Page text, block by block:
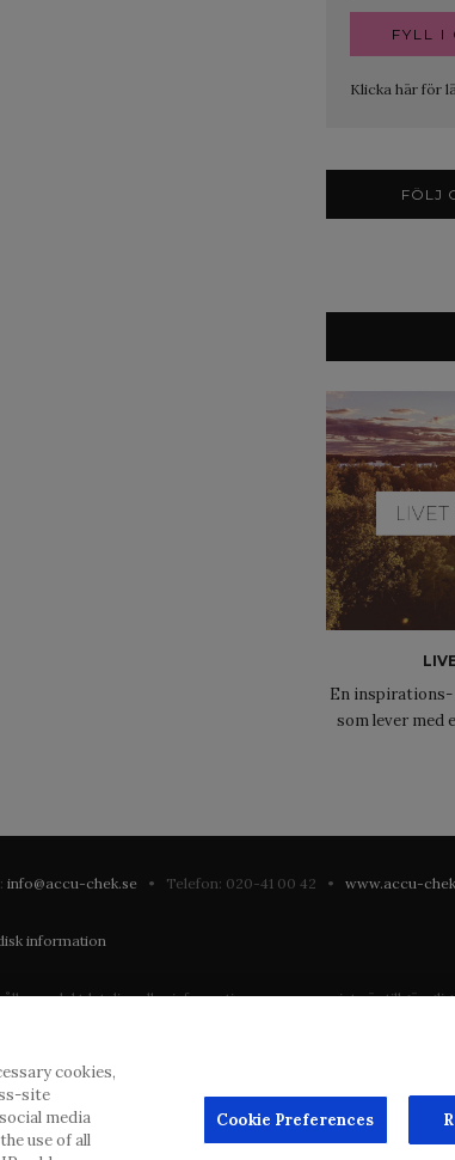
Klicka här för
FÖLJ
En
som lever med
info@accu-chek.se • Telefon: 020-41 00 42 • www.accu-
information
produktdetaljer eller information som annars inte är
gällande rättslig process, förordning, registrering eller
eller olämpliga inlägg i möjligaste mån. Vi har inget
någon annanstans är inte tillåtet utan överenskommelse.
sådant innehåll är märkt.
cookies,
site
media
use of all
Cookie Preferences